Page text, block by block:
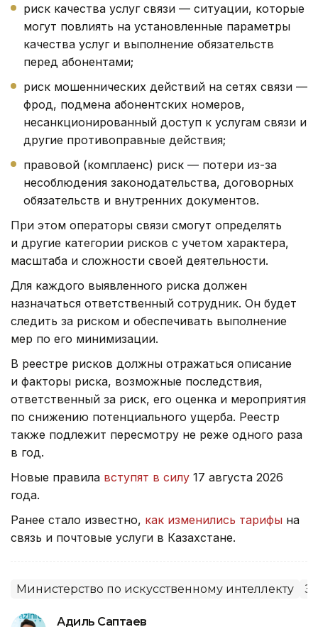
риск качества услуг связи — ситуации, которые
могут повлиять на установленные параметры
качества услуг и выполнение обязательств
перед абонентами;
риск мошеннических действий на сетях связи —
фрод, подмена абонентских номеров,
несанкционированный доступ к услугам связи и
другие противоправные действия;
правовой (комплаенс) риск — потери из-за
несоблюдения законодательства, договорных
обязательств и внутренних документов.
При этом операторы связи смогут определять
и другие категории рисков с учетом характера,
масштаба и сложности своей деятельности.
Для каждого выявленного риска должен
назначаться ответственный сотрудник. Он будет
следить за риском и обеспечивать выполнение
мер по его минимизации.
В реестре рисков должны отражаться описание
и факторы риска, возможные последствия,
ответственный за риск, его оценка и мероприятия
по снижению потенциального ущерба. Реестр
также подлежит пересмотру не реже одного раза
в год.
Новые правила вступят в силу 17 августа 2026
года.
Ранее стало известно, как изменились тарифы на
связь и почтовые услуги в Казахстане.
Министерство по искусственному интеллекту
Адиль Саптаев